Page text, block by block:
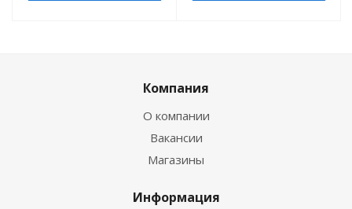
Компания
О компании
Вакансии
Магазины
Информация